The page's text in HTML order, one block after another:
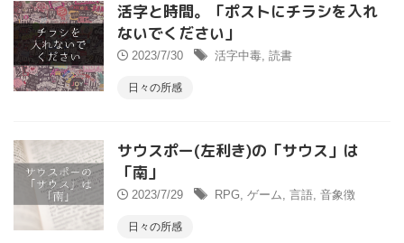
活字と時間。「ポストにチラシを入れ
ないでください」
2023/7/30 活字中毒, 読書
日々の所感
サウスポー(左利き)の「サウス」は
「南」
2023/7/29 RPG, ゲーム, 言語, 音象徴
日々の所感